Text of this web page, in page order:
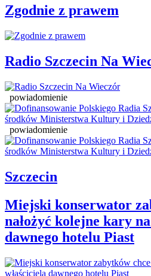
Zgodnie z prawem
Radio Szczecin Na
powiadomienie
powiadomienie
Szczecin
Miejski konserwator
nałożyć kolejne kary
dawnego hotelu Piast